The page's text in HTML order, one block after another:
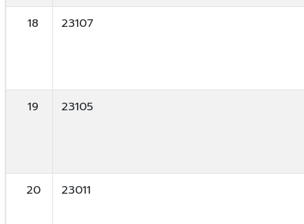
18 23107
19 23105
20 23011